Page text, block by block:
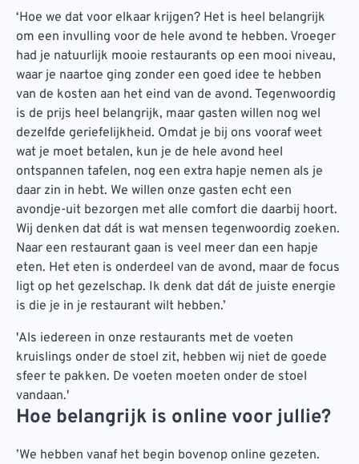
‘Hoe we dat voor elkaar krijgen? Het is heel belangrijk
om een invulling voor de hele avond te hebben. Vroeger
had je natuurlijk mooie restaurants op een mooi niveau,
waar je naartoe ging zonder een goed idee te hebben
van de kosten aan het eind van de avond. Tegenwoordig
is de prijs heel belangrijk, maar gasten willen nog wel
dezelfde geriefelijkheid. Omdat je bij ons vooraf weet
wat je moet betalen, kun je de hele avond heel
ontspannen tafelen, nog een extra hapje nemen als je
daar zin in hebt. We willen onze gasten echt een
avondje-uit bezorgen met alle comfort die daarbij hoort.
Wij denken dat dát is wat mensen tegenwoordig zoeken.
Naar een restaurant gaan is veel meer dan een hapje
eten. Het eten is onderdeel van de avond, maar de focus
ligt op het gezelschap. Ik denk dat dát de juiste energie
is die je in je restaurant wilt hebben.’
'Als iedereen in onze restaurants met de voeten
kruislings onder de stoel zit, hebben wij niet de goede
sfeer te pakken. De voeten moeten onder de stoel
vandaan.'
Hoe belangrijk is online voor jullie?
’We hebben vanaf het begin bovenop online gezeten.